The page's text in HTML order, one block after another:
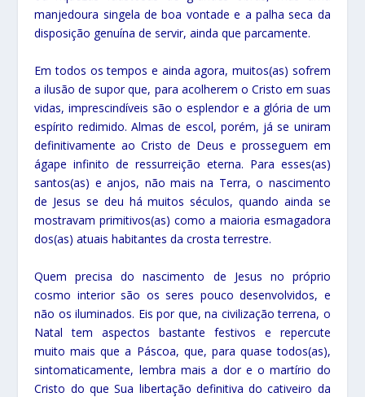
manjedoura singela de boa vontade e a palha seca da
disposição genuína de servir, ainda que parcamente.
Em todos os tempos e ainda agora, muitos(as) sofrem
a ilusão de supor que, para acolherem o Cristo em suas
vidas, imprescindíveis são o esplendor e a glória de um
espírito redimido. Almas de escol, porém, já se uniram
definitivamente ao Cristo de Deus e prosseguem em
ágape infinito de ressurreição eterna. Para esses(as)
santos(as) e anjos, não mais na Terra, o nascimento
de Jesus se deu há muitos séculos, quando ainda se
mostravam primitivos(as) como a maioria esmagadora
dos(as) atuais habitantes da crosta terrestre.
Quem precisa do nascimento de Jesus no próprio
cosmo interior são os seres pouco desenvolvidos, e
não os iluminados. Eis por que, na civilização terrena, o
Natal tem aspectos bastante festivos e repercute
muito mais que a Páscoa, que, para quase todos(as),
sintomaticamente, lembra mais a dor e o martírio do
Cristo do que Sua libertação definitiva do cativeiro da